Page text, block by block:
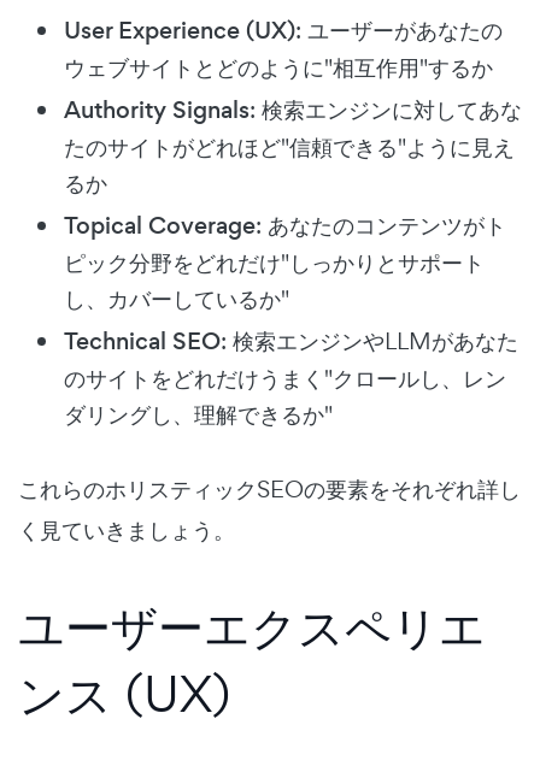
User Experience (UX): ユーザーがあなたの
ウェブサイトとどのように"相互作用"するか
Authority Signals: 検索エンジンに対してあな
たのサイトがどれほど"信頼できる"ように見え
るか
Topical Coverage: あなたのコンテンツがト
ピック分野をどれだけ"しっかりとサポート
し、カバーしているか"
Technical SEO: 検索エンジンやLLMがあなた
のサイトをどれだけうまく"クロールし、レン
ダリングし、理解できるか"
これらのホリスティックSEOの要素をそれぞれ詳し
く見ていきましょう。
ユーザーエクスペリエ
ンス (UX)